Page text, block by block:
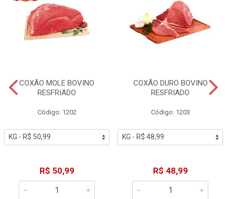
COXÃO MOLE BOVINO
RESFRIADO
Código: 1202
R$ 50,99
COXÃO DURO BOVINO
RESFRIADO
Código: 1203
R$ 48,99